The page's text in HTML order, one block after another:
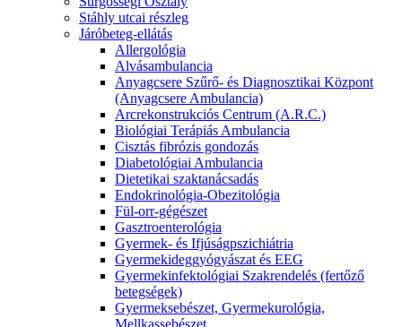
Stáhly utcai részleg
Járóbeteg-ellátás
Allergológia
Alvásambulancia
Anyagcsere Szűrő- és Diagnosztikai Központ
(Anyagcsere Ambulancia)
Arcrekonstrukciós Centrum (A.R.C.)
Biológiai Terápiás Ambulancia
Cisztás fibrózis gondozás
Diabetológiai Ambulancia
Dietetikai szaktanácsadás
Endokrinológia-Obezitológia
Fül-orr-gégészet
Gasztroenterológia
Gyermek- és Ifjúságpszichiátria
Gyermekideggyógyászat és EEG
Gyermekinfektológiai Szakrendelés (fertőző
betegségek)
Gyermeksebészet, Gyermekurológia,
Mellkassebészet